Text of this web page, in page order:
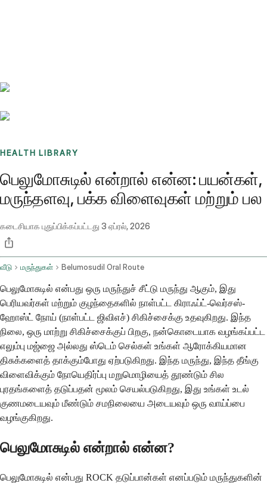
HEALTH LIBRARY
பெலுமோசுடில் என்றால் என்ன: பயன்கள்,
மருந்தளவு, பக்க விளைவுகள் மற்றும் பல
கடைசியாக புதுப்பிக்கப்பட்டது 3 ஏப்ரல், 2026
வீடு மருந்துகள் Belumosudil Oral Route
பெலுமோசுடில் என்பது ஒரு மருந்துச் சீட்டு மருந்து ஆகும், இது
பெரியவர்கள் மற்றும் குழந்தைகளில் நாள்பட்ட கிராஃப்ட்-வெர்சஸ்-
ஹோஸ்ட் நோய் (நாள்பட்ட ஜிவிஎச்) சிகிச்சைக்கு உதவுகிறது. இந்த
நிலை, ஒரு மாற்று சிகிச்சைக்குப் பிறகு, நன்கொடையாக வழங்கப்பட்ட
எலும்பு மஜ்ஜை அல்லது ஸ்டெம் செல்கள் உங்கள் ஆரோக்கியமான
திசுக்களைத் தாக்கும்போது ஏற்படுகிறது. இந்த மருந்து, இந்த தீங்கு
விளைவிக்கும் நோயெதிர்ப்பு மறுமொழியைத் தூண்டும் சில
புரதங்களைத் தடுப்பதன் மூலம் செயல்படுகிறது, இது உங்கள் உடல்
குணமடையவும் மீண்டும் சமநிலையை அடையவும் ஒரு வாய்ப்பை
வழங்குகிறது.
பெலுமோசுடில் என்றால் என்ன?
பெலுமோசுடில் என்பது ROCK தடுப்பான்கள் எனப்படும் மருந்துகளின்